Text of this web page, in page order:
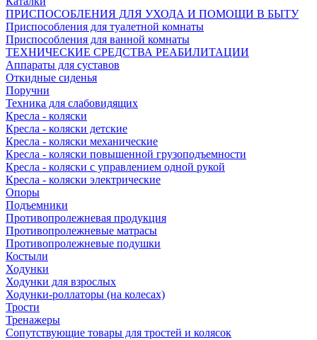
ПРИСПОСОБЛЕНИЯ ДЛЯ УХОДА И ПОМОЩИ В БЫТУ
Приспособления для туалетной комнаты
Приспособления для ванной комнаты
ТЕХНИЧЕСКИЕ СРЕДСТВА РЕАБИЛИТАЦИИ
Аппараты для суставов
Откидные сиденья
Поручни
Техника для слабовидящих
Кресла - коляски
Кресла - коляски детские
Кресла - коляски механические
Кресла - коляски повышенной грузоподъемности
Кресла - коляски с управлением одной рукой
Кресла - коляски электрические
Опоры
Подъемники
Противопролежневая продукция
Противопролежневые матрасы
Противопролежневые подушки
Костыли
Ходунки
Ходунки для взрослых
Ходунки-роллаторы (на колесах)
Трости
Тренажеры
Сопутствующие товары для тростей и колясок